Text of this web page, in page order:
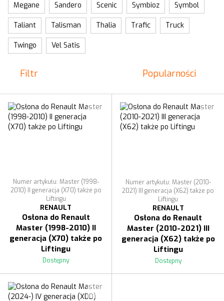
Megane Sandero Scenic Symbioz Symbol
Taliant Talisman Thalia Trafic Truck
Twingo Vel Satis
Filtr Popularności
Numer artykułu: Master (1998-
2010) II generacja (X70) także po
Liftingu
RENAULT
Osłona do Renault
Master (1998-2010) II
generacja (X70) także po
Liftingu
Dostępny
Numer artykułu: Master (2010-
2021) III generacja (X62) także po
Liftingu
RENAULT
Osłona do Renault
Master (2010-2021) III
generacja (X62) także po
Liftingu
Dostępny